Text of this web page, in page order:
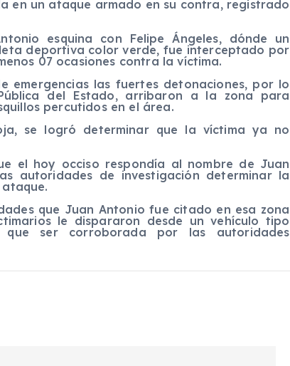
en un ataque armado en su contra, registrado
esquina con Felipe Ángeles, dónde un
deportiva color verde, fue interceptado por
07 ocasiones contra la víctima.
emergencias las fuertes detonaciones, por lo
del Estado, arribaron a la zona para
percutidos en el área.
se logró determinar que la víctima ya no
el hoy occiso respondía al nombre de Juan
autoridades de investigación determinar la
que Juan Antonio fue citado en esa zona
le dispararon desde un vehículo tipo
ser corroborada por las autoridades